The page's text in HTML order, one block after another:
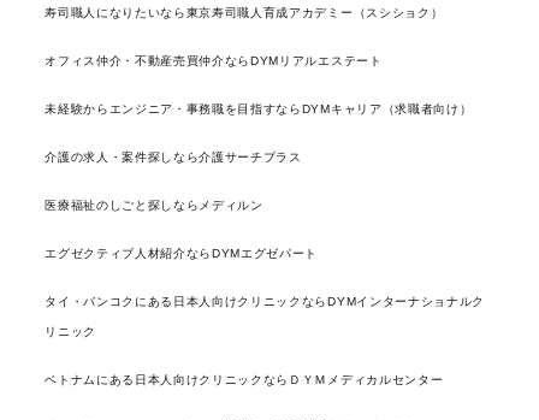
寿司職人になりたいなら東京寿司職人育成アカデミー（スシショク）
オフィス仲介・不動産売買仲介ならDYMリアルエステート
未経験からエンジニア・事務職を目指すならDYMキャリア（求職者向け）
介護の求人・案件探しなら介護サーチプラス
医療福祉のしごと探しならメディルン
エグゼクティブ人材紹介ならDYMエグゼパート
タイ・バンコクにある日本人向けクリニックならDYMインターナショナルク
リニック
ベトナムにある日本人向けクリニックならＤＹＭメディカルセンター